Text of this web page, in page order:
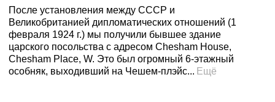
После установления между СССР и
Великобританией дипломатических отношений (1
февраля 1924 г.) мы получили бывшее здание
царского посольства с адресом Chesham House,
Chesham Place, W. Это был огромный 6-этажный
особняк, выходивший на Чешем-плэйс... Ещё